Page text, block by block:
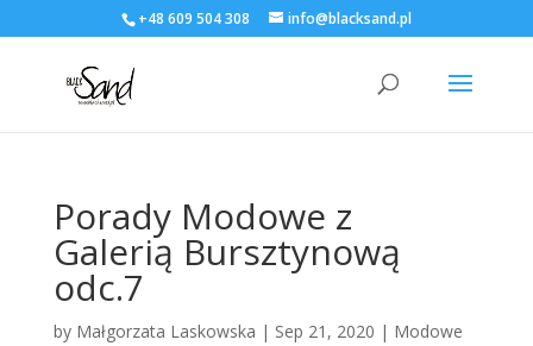
+48 609 504 308 info@blacksand.pl
Porady Modowe z
Galerią Bursztynową
odc.7
by Małgorzata Laskowska | Sep 21, 2020 | Modowe